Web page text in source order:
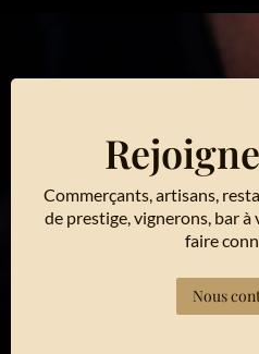
Commerçants, artisans,
de prestige, vignerons, bar
faire
Nous